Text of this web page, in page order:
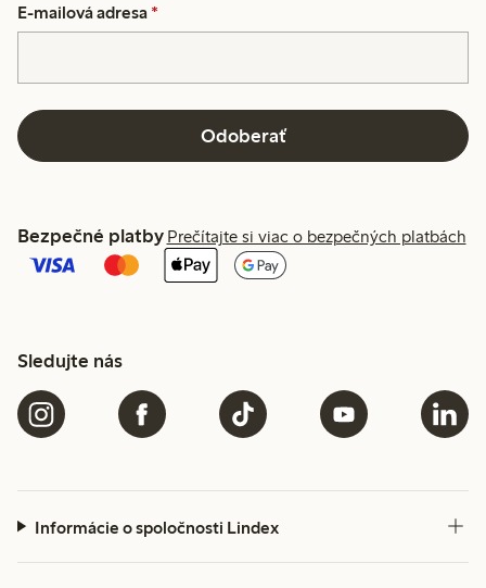
E-mailová adresa *
Odoberať
Bezpečné platby Prečítajte si viac o bezpečných platbách
Sledujte nás
Informácie o spoločnosti Lindex